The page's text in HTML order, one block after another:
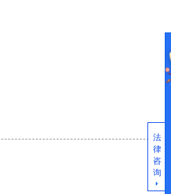
法
律
咨
询